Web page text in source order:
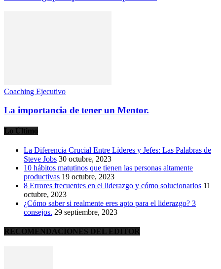
Coaching Ejecutivo
La importancia de tener un Mentor.
Lo Último
La Diferencia Crucial Entre Líderes y Jefes: Las Palabras de
Steve Jobs 30 octubre, 2023
10 hábitos matutinos que tienen las personas altamente
productivas 19 octubre, 2023
8 Errores frecuentes en el liderazgo y cómo solucionarlos 11
octubre, 2023
¿Cómo saber si realmente eres apto para el liderazgo? 3
consejos. 29 septiembre, 2023
RECOMENDACIONES DEL EDITOR